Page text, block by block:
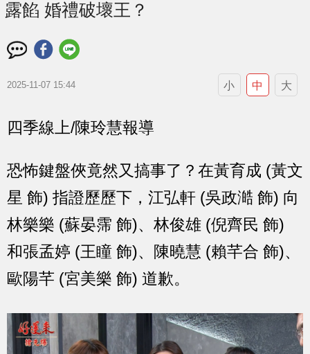
露餡 婚禮破壞王？
2025-11-07 15:44 小 中 大
四季線上/陳玲慧報導
恐怖鍵盤俠竟然又搞事了？在黃育成 (黃文
星 飾) 指證歷歷下，江弘軒 (吳政澔 飾) 向
林樂樂 (蘇晏霈 飾)、林俊雄 (倪齊民 飾)
和張孟婷 (王瞳 飾)、陳曉慧 (賴芊合 飾)、
歐陽芊 (宮美樂 飾) 道歉。